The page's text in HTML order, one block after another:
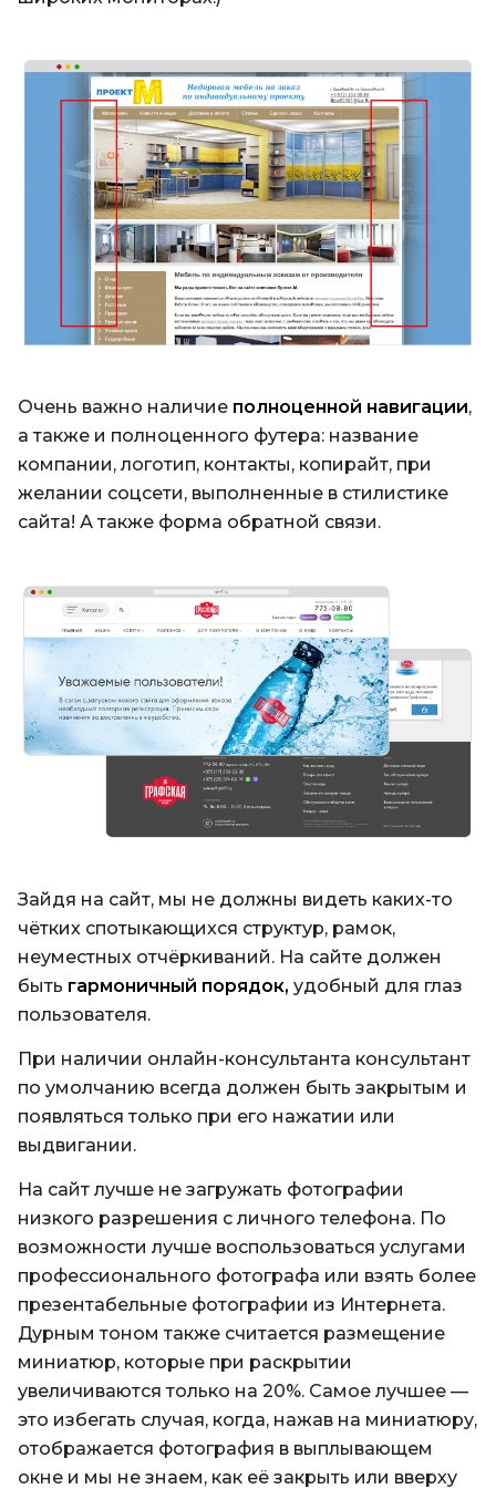
Очень важно наличие полноценной навигации,
а также и полноценного футера: название
компании, логотип, контакты, копирайт, при
желании соцсети, выполненные в стилистике
сайта! А также форма обратной связи.
Зайдя на сайт, мы не должны видеть каких-то
чётких спотыкающихся структур, рамок,
неуместных отчёркиваний. На сайте должен
быть гармоничный порядок, удобный для глаз
пользователя.
При наличии онлайн-консультанта консультант
по умолчанию всегда должен быть закрытым и
появляться только при его нажатии или
выдвигании.
На сайт лучше не загружать фотографии
низкого разрешения с личного телефона. По
возможности лучше воспользоваться услугами
профессионального фотографа или взять более
презентабельные фотографии из Интернета.
Дурным тоном также считается размещение
миниатюр, которые при раскрытии
увеличиваются только на 20%. Самое лучшее —
это избегать случая, когда, нажав на миниатюру,
отображается фотография в выплывающем
окне и мы не знаем, как её закрыть или вверху